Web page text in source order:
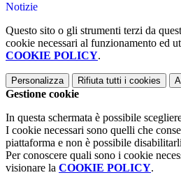
Notizie
Questo sito o gli strumenti terzi da
cookie necessari al funzionamento ed
COOKIE POLICY.
Personalizza Rifiuta tutti i cookies
Gestione cookie
In questa schermata è possibile
I cookie necessari sono quelli che
piattaforma e non è possibile
Per conoscere quali sono i cookie
visionare la COOKIE POLICY.